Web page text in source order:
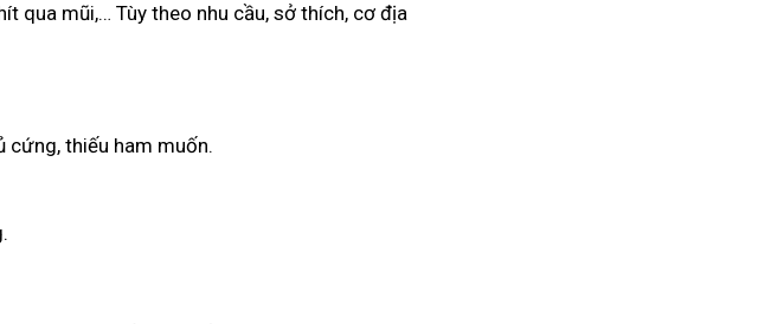
qua mũi,… Tùy theo nhu cầu, sở thích, cơ địa
cứng, thiếu ham muốn.